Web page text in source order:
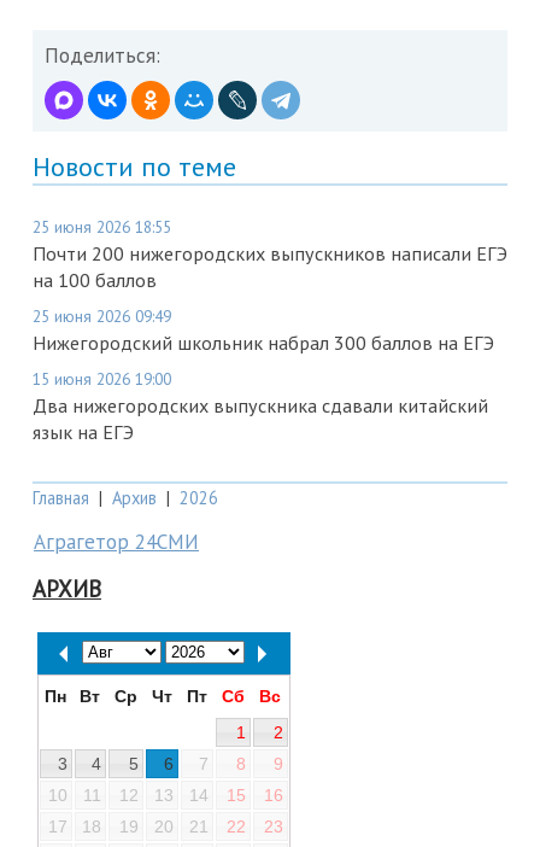
Поделиться:
Новости по теме
25 июня 2026 18:55
Почти 200 нижегородских выпускников написали ЕГЭ
на 100 баллов
25 июня 2026 09:49
Нижегородский школьник набрал 300 баллов на ЕГЭ
15 июня 2026 19:00
Два нижегородских выпускника сдавали китайский
язык на ЕГЭ
Главная | Архив | 2026
Аграгетор 24СМИ
АРХИВ
Пн Вт Ср Чт Пт Сб
Вс
1
2
3
4 5 6 7 8
9
10
11 12 13 14 15
16
17
18 19 20 21 22
23